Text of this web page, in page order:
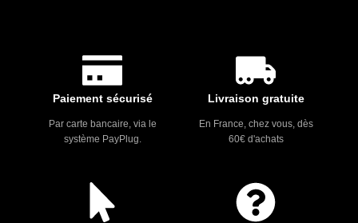
Paiement sécurisé
Par carte bancaire, via le
système PayPlug.
Livraison gratuite
En France, chez vous, dès
60€ d'achats